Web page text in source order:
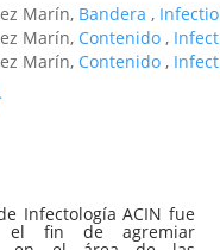
Marín, Bandera ,
Marín, Contenido ,
Marín, Contenido ,
Infectología ACIN fue
el fin de agremiar